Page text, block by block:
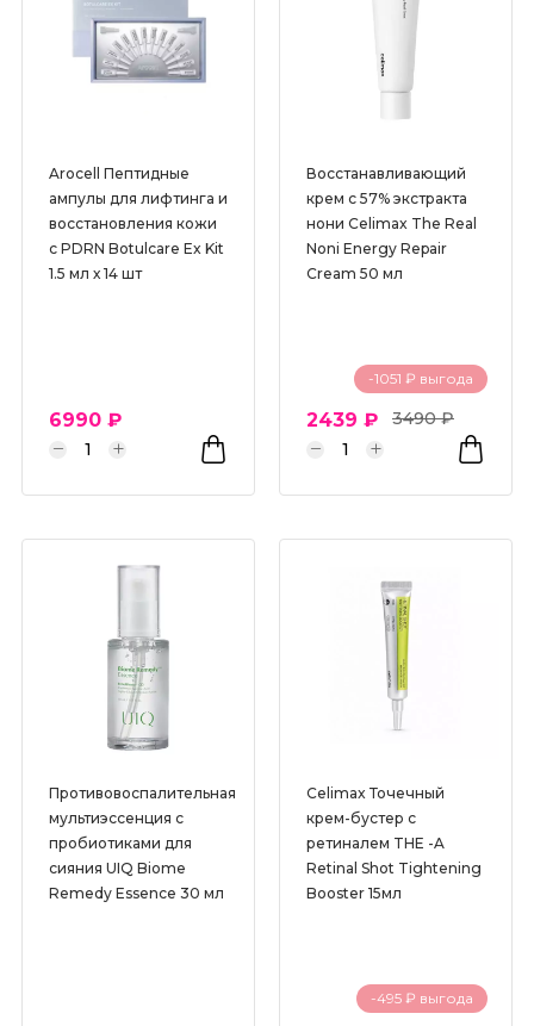
Arocell Пептидные
ампулы для лифтинга и
восстановления кожи
с PDRN Botulcare Ex Kit
1.5 мл х 14 шт
6990 ₽
Восстанавливающий
крем с 57% экстракта
нони Celimax The Real
Noni Energy Repair
Cream 50 мл
-1051 ₽ выгода
2439 ₽ 3490 ₽
Противовоспалительная
мультиэссенция с
пробиотиками для
сияния UIQ Biome
Remedy Essence 30 мл
Celimax Точечный
крем-бустер с
ретиналем THE -A
Retinal Shot Tightening
Booster 15мл
-495 ₽ выгода